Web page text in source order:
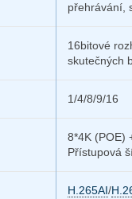
přehrávání,
16bitové
skutečných
1/4/8/9/16
8*4K (POE)
Přístupová
H.265AI/